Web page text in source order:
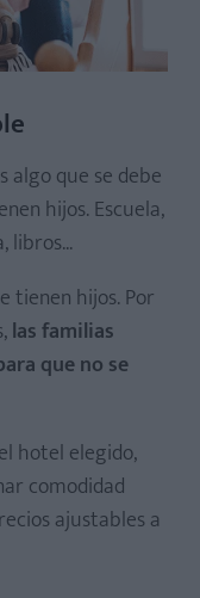
algo que se debe
hijos. Escuela,
libros...
tienen hijos. Por
las familias
que no se
hotel elegido,
comodidad
ajustables a